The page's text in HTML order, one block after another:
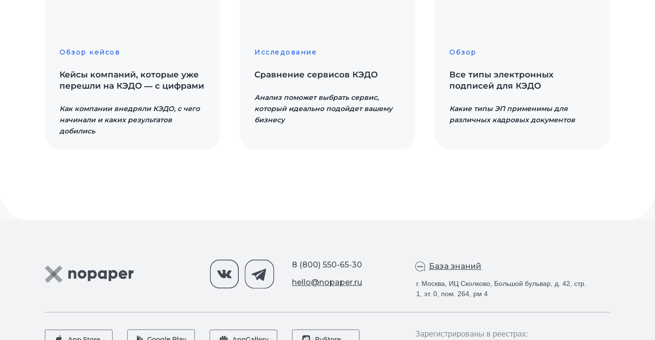
Обзор кейсов
Кейсы компаний, которые уже
перешли на КЭДО — с цифрами
Как компании внедряли КЭДО, с чего
начинали и каких результатов
добились
Исследование
Сравнение сервисов КЭДО
Анализ поможет выбрать сервис,
который идеально подойдет вашему
бизнесу
Обзор
Все типы электронных
подписей для КЭДО
Какие типы ЭП применимы для
различных кадровых документов
г. Москва, ИЦ Сколково, Большой бульвар, д. 42, стр.
1, эт. 0, пом. 264, рм 4
Зарегистрированы в реестрах:
8 (800) 550-65-30
hello@nopaper.ru
База знаний